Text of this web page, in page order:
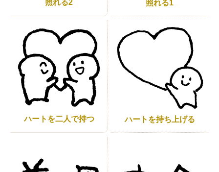
照れる2 照れる1
ハートを二人で持つ ハートを持ち上げる